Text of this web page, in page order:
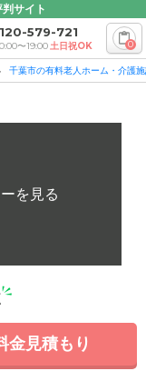
サイト
579-721
〜19:00土日祝OK 0
千葉市の有料老人ホーム・介護
金見積もり